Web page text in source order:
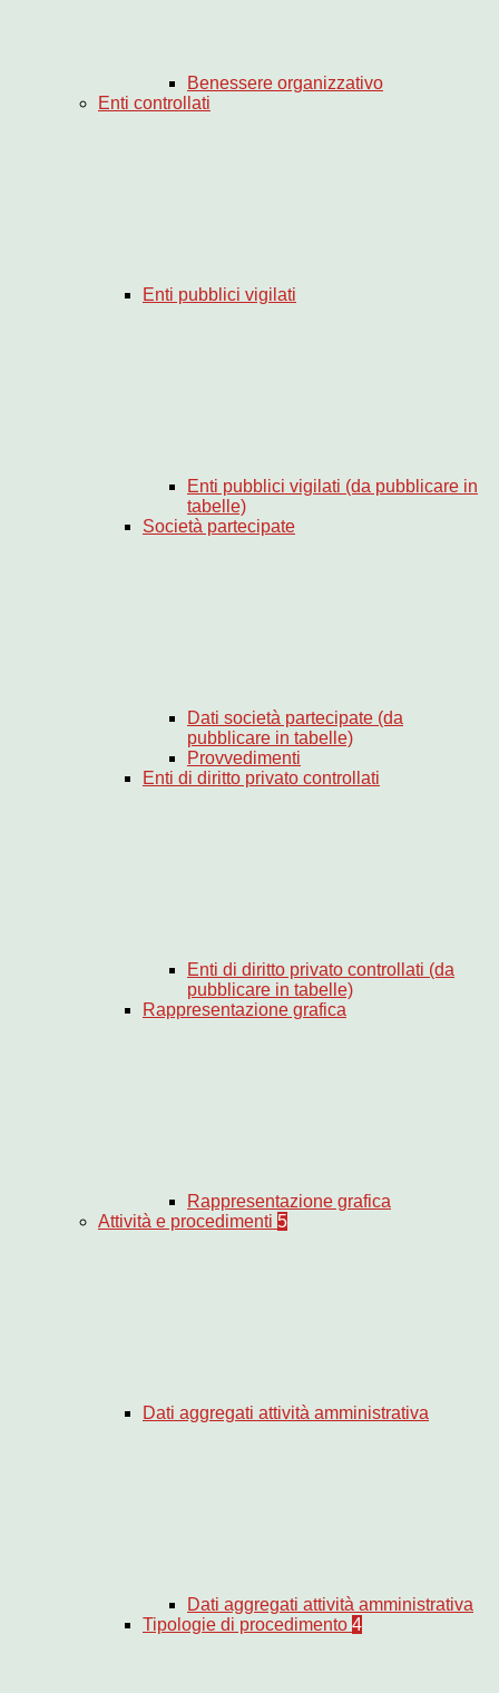
Benessere organizzativo
Enti controllati
Enti pubblici vigilati
Enti pubblici vigilati (da pubblicare in
tabelle)
Società partecipate
Dati società partecipate (da
pubblicare in tabelle)
Provvedimenti
Enti di diritto privato controllati
Enti di diritto privato controllati (da
pubblicare in tabelle)
Rappresentazione grafica
Rappresentazione grafica
Attività e procedimenti 5
Dati aggregati attività amministrativa
Dati aggregati attività amministrativa
Tipologie di procedimento 4